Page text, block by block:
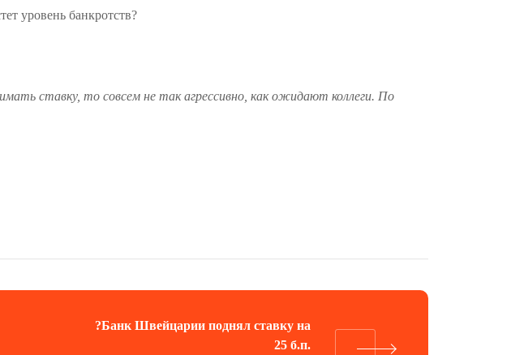
уровень банкротств?
ставку, то совсем не так агрессивно, как ожидают коллеги. По
?Банк Швейцарии поднял ставку на
25 б.п.